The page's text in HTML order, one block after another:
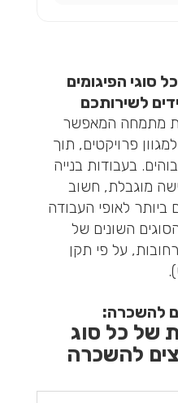
סוגי הפיגומים
לשירותכם
מתמחה המאפשר
פרויקטים, תוך
בעבודות בנייה
מוגבלת, חשוב
ביותר לאופי העבודה
השונים של
על פי תקן
להשכרה:
של כל סוג
להשכרה